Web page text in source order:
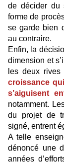
de décider du
forme de
se garde bien
au contraire.
Enfin, la
dimension et
les deux rives
croissance
s’aiguisent
notamment.
du projet de
signé, entrent
A telle
dénoncé une
années